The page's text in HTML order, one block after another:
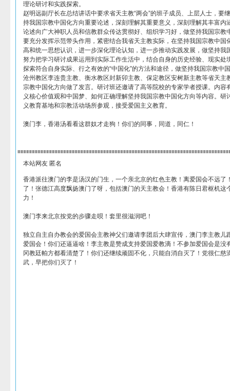
理论研讨和实践探索。
赵明远副厅长在总结讲话中要求省天主教“两会”的班子成员、上层人士，要
持我国宗教中国化方向重要论述，深刻理解其重要意义，深刻理解其丰富内
论述向广大神职人员和信教群众传达贯彻好、组织学习好，做坚持我国宗教
要充分发挥示范带头作用，紧密结合我省天主教实际，在坚持我国宗教中国
高和统一思想认识，进一步深化理论认知，进一步推动实践发展，做坚持我
努力把学习研讨成果运用到实际工作生活中，结合自身的历史经验、现实处
探索符合自身实际、行之有效的“中国化”的方法和途径，做坚持我国宗教中
沧州教区李连贵主教、衡水教区封新卯主教、保定教区安树新主教等省天主
宗教中国化方向做了发言。研讨班还邀请了高等院校的专家学者授课。内容
义核心价值观和中国梦、如何正确理解坚持我国宗教中国化方向等内容。研
义教育基地和宗教活动场所参观，接受爱国主义教育。
澳门李，香港汤看看这群奴才走狗！你们的同事，同道，同仁！
本站网友 匿名
香港派往澳门的李是汤汉的门生，一个亲北京的红色主教！离爱国会不远了
了！张德江高度飘扬澳门了呀，包括澳门的天主教会！香港有陈日君枢机这
力！
澳门李来北京按党的步骤走呗！套里很滋润吧！
独立自主自办教会的爱国会主教神父们邀请李团后大肆宣传，澳门李主教儿
爱国会！你们还逼逼啥！李主教是赞成支持爱国爱教滴！不参加爱国会是没
冈教廷帕方都看清楚了！你们还继续顽固不化，只能自消自灭了！党很仁慈
武，早把你们灭了！